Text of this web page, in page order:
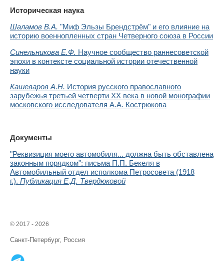
Историческая наука
Шаламов В.А. "Миф Эльзы Брендстрём" и его влияние на
историю военнопленных стран Четверного союза в России
Синельникова Е.Ф. Научное сообщество раннесоветской
эпохи в контексте социальной истории отечественной
науки
Кашеваров А.Н. История русского православного
зарубежья третьей четверти ХХ века в новой монографии
московского исследователя А.А. Кострюкова
Документы
"Реквизиция моего автомобиля... должна быть обставлена
законным порядком": письма П.П. Бекеля в
Автомобильный отдел исполкома Петросовета (1918
г.). Публикация Е.Д. Твердюковой
© 2017 - 2026
Санкт-Петербург, Россия